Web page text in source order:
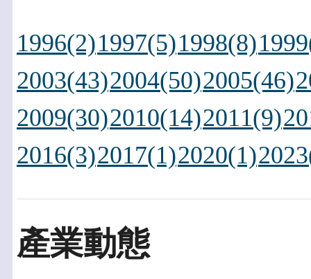
1996(2)1997(5)1998(8)
2003(43)2004(50)2005(46)
2009(30)2010(14)2011(9)
2016(3)2017(1)2020(1)
產業動態